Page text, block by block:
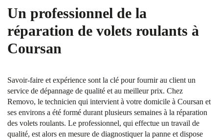
Un professionnel de la
réparation de volets roulants à
Coursan
Savoir-faire et expérience sont la clé pour fournir au client un
service de dépannage de qualité et au meilleur prix. Chez
Removo, le technicien qui intervient à votre domicile à Coursan et
ses environs a été formé durant plusieurs semaines à la réparation
des volets roulants. Le professionnel, qui effectue un travail de
qualité, est alors en mesure de diagnostiquer la panne et dispose